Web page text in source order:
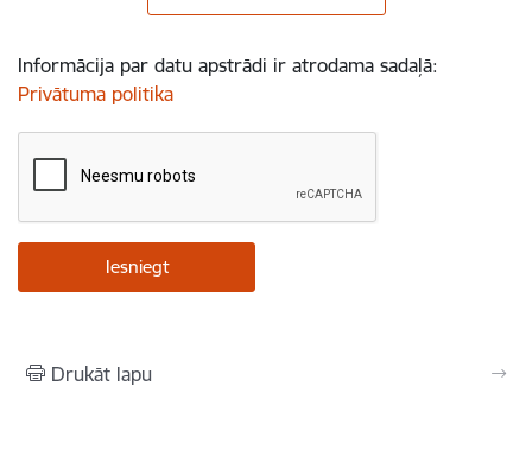
Informācija par datu apstrādi ir atrodama sadaļā:
Privātuma politika
Drukāt lapu